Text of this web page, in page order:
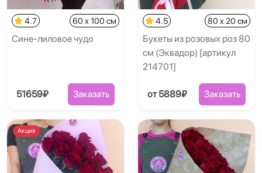
4.7 60 x 100 см
Сине-лиловое чудо
51659₽ Заказать
4.5 80 x 20 см
Букеты из розовых роз 80
см (Эквадор) [артикул
214701]
от 5889₽ Заказать
Акция